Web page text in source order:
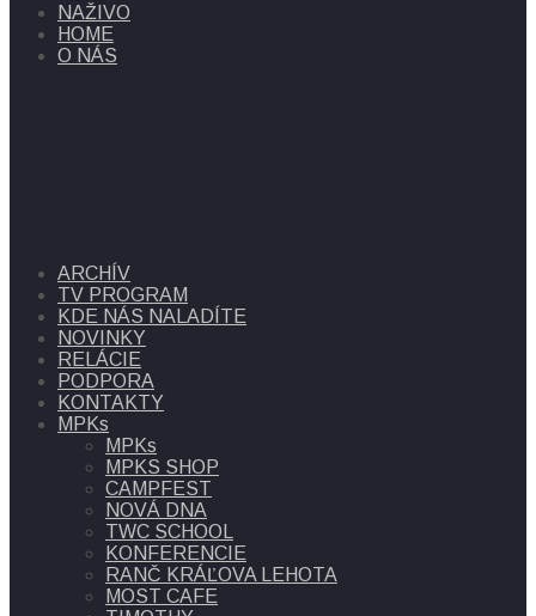
NAŽIVO
HOME
O NÁS
ARCHÍV
TV PROGRAM
KDE NÁS NALADÍTE
NOVINKY
RELÁCIE
PODPORA
KONTAKTY
MPKs
MPKs
MPKS SHOP
CAMPFEST
NOVÁ DNA
TWC SCHOOL
KONFERENCIE
RANČ KRÁĽOVA LEHOTA
MOST CAFE